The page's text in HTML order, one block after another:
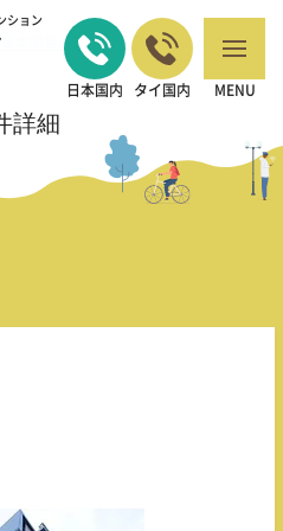
ション
日本国内 タイ国内 MENU
本部長の熱血レビュー>クリック デニ
ム
詳細